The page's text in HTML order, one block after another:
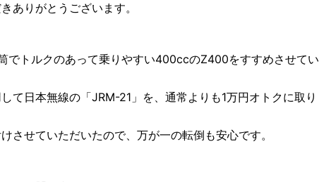
ありがとうございます。
でトルクのあって乗りやすい400ccのZ400をすすめさせてい
て日本無線の「JRM-21」を、通常よりも1万円オトクに取り
させていただいたので、万が一の転倒も安心です。